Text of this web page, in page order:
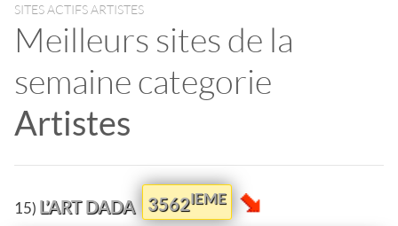
SITES ACTIFS ARTISTES
Meilleurs sites de la
semaine categorie
Artistes
15) L’ART DADA 3562IEME